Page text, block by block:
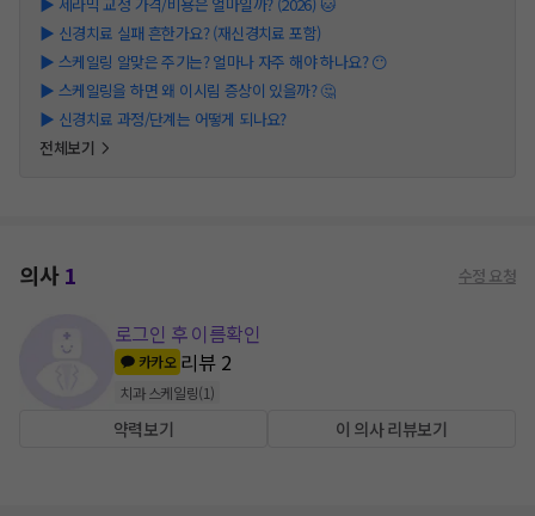
▶ 신경치료 실패 흔한가요? (재신경치료 포함)
▶ 스케일링 알맞은 주기는? 얼마나 자주 해야 하나요? 😶
▶ 스케일링을 하면 왜 이시림 증상이 있을까? 🤔
▶ 신경치료 과정/단계는 어떻게 되나요?
전체보기
의사1 수정 요청
로그인 후 이름확인
카카오 리뷰 2
치과 스케일링(1)
약력보기 이 의사 리뷰보기